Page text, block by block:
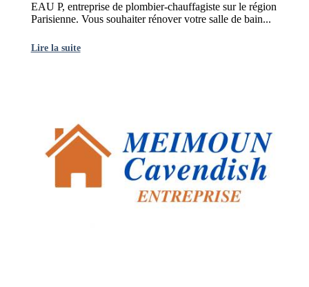
EAU P, entreprise de plombier-chauffagiste sur le région
Parisienne. Vous souhaiter rénover votre salle de bain...
Lire la suite